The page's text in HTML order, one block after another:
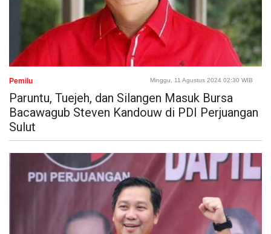
Pemilu Minggu, 11 Agustus 2024 02:30 WIB
Paruntu, Tuejeh, dan Silangen Masuk Bursa
Bacawagub Steven Kandouw di PDI Perjuangan
Sulut